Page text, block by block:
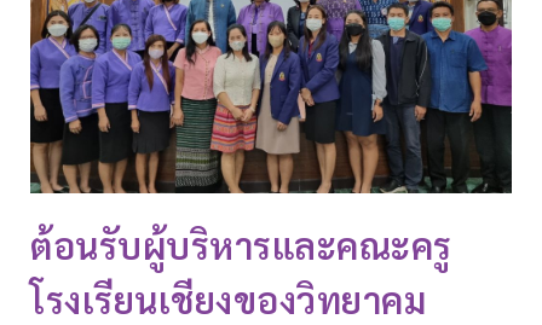
ต้อนรับผู้บริหารและคณะครู
โรงเรียนเชียงของวิทยาคม